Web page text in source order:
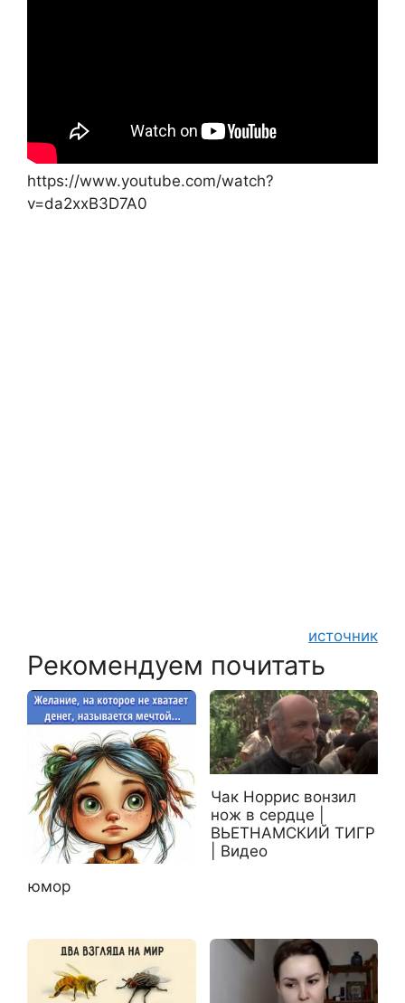
https://www.youtube.com/watch?
v=da2xxB3D7A0
источник
Рекомендуем почитать
юмор
Чак Норрис вонзил
нож в сердце |
ВЬЕТНАМСКИЙ ТИГР
| Видео